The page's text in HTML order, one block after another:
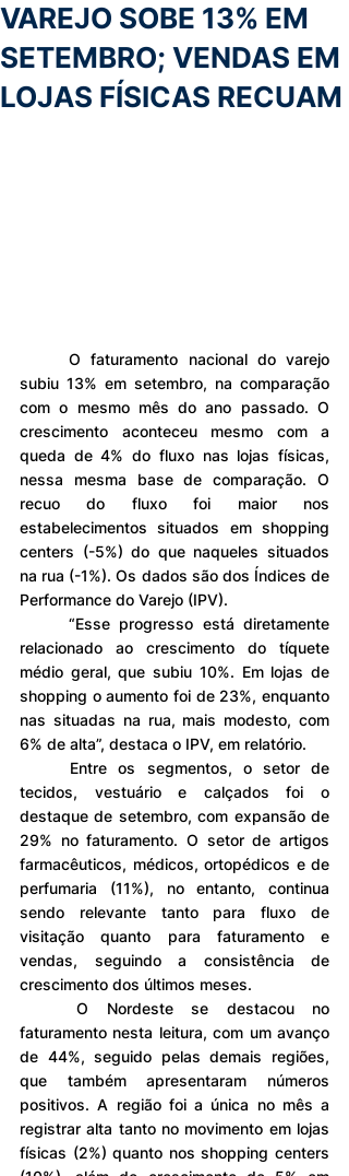
VAREJO SOBE 13% EM
SETEMBRO; VENDAS EM
LOJAS FÍSICAS RECUAM
	O faturamento nacional do varejo
subiu 13% em setembro, na comparação
com o mesmo mês do ano passado. O
crescimento aconteceu mesmo com a
queda de 4% do fluxo nas lojas físicas,
nessa mesma base de comparação. O
recuo do fluxo foi maior nos
estabelecimentos situados em shopping
centers (-5%) do que naqueles situados
na rua (-1%). Os dados são dos Índices de
Performance do Varejo (IPV).
relacionado ao crescimento do tíquete
médio geral, que subiu 10%. Em lojas de
shopping o aumento foi de 23%, enquanto
nas situadas na rua, mais modesto, com
6% de alta”, destaca o IPV, em relatório.
tecidos, vestuário e calçados foi o
destaque de setembro, com expansão de
29% no faturamento. O setor de artigos
farmacêuticos, médicos, ortopédicos e de
perfumaria (11%), no entanto, continua
sendo relevante tanto para fluxo de
visitação quanto para faturamento e
vendas, seguindo a consistência de
crescimento dos últimos meses.
	O Nordeste se destacou no
faturamento nesta leitura, com um avanço
de 44%, seguido pelas demais regiões,
que também apresentaram números
positivos. A região foi a única no mês a
registrar alta tanto no movimento em lojas
físicas (2%) quanto nos shopping centers